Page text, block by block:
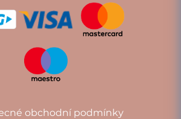
obchodní podmínky